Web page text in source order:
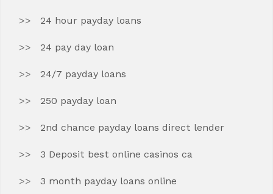
24 hour payday loans
24 pay day loan
24/7 payday loans
250 payday loan
2nd chance payday loans direct lender
3 Deposit best online casinos ca
3 month payday loans online